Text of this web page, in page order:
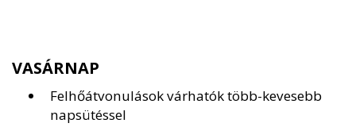
VASÁRNAP
Felhőátvonulások várhatók több-kevesebb
napsütéssel